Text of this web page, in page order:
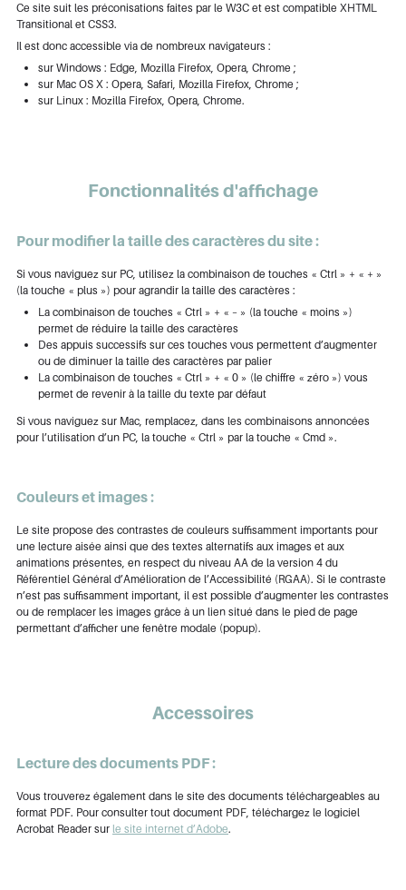
Ce site suit les préconisations faites par le W3C et est compatible XHTML
Transitional et CSS3.
Il est donc accessible via de nombreux navigateurs :
sur Windows : Edge, Mozilla Firefox, Opera, Chrome ;
sur Mac OS X : Opera, Safari, Mozilla Firefox, Chrome ;
sur Linux : Mozilla Firefox, Opera, Chrome.
Fonctionnalités d'affichage
Pour modifier la taille des caractères du site :
Si vous naviguez sur PC, utilisez la combinaison de touches « Ctrl » + « + »
(la touche « plus ») pour agrandir la taille des caractères :
La combinaison de touches « Ctrl » + « – » (la touche « moins »)
permet de réduire la taille des caractères
Des appuis successifs sur ces touches vous permettent d’augmenter
ou de diminuer la taille des caractères par palier
La combinaison de touches « Ctrl » + « 0 » (le chiffre « zéro ») vous
permet de revenir à la taille du texte par défaut
Si vous naviguez sur Mac, remplacez, dans les combinaisons annoncées
pour l’utilisation d’un PC, la touche « Ctrl » par la touche « Cmd ».
Couleurs et images :
Le site propose des contrastes de couleurs suffisamment importants pour
une lecture aisée ainsi que des textes alternatifs aux images et aux
animations présentes, en respect du niveau AA de la version 4 du
Référentiel Général d’Amélioration de l’Accessibilité (RGAA). Si le contraste
n’est pas suffisamment important, il est possible d’augmenter les contrastes
ou de remplacer les images grâce à un lien situé dans le pied de page
permettant d’afficher une fenêtre modale (popup).
Accessoires
Lecture des documents PDF :
Vous trouverez également dans le site des documents téléchargeables au
format PDF. Pour consulter tout document PDF, téléchargez le logiciel
Acrobat Reader sur le site internet d’Adobe.